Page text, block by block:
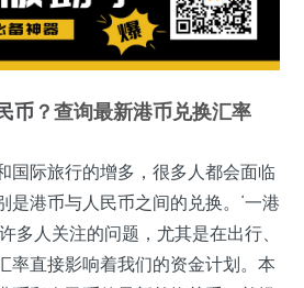
币 ？查询最新港币兑换汇率
国际旅行的增多，很多人都会面临
是港币与人民币之间的兑换。‘一港
多人关注的问题，尤其是在出行、
率直接影响着我们的资金计划。本